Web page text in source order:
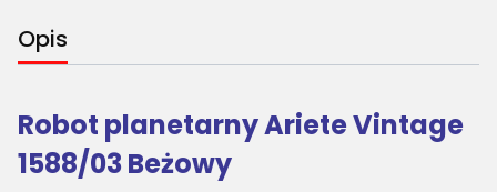
Opis
Robot planetarny Ariete Vintage
1588/03 Beżowy